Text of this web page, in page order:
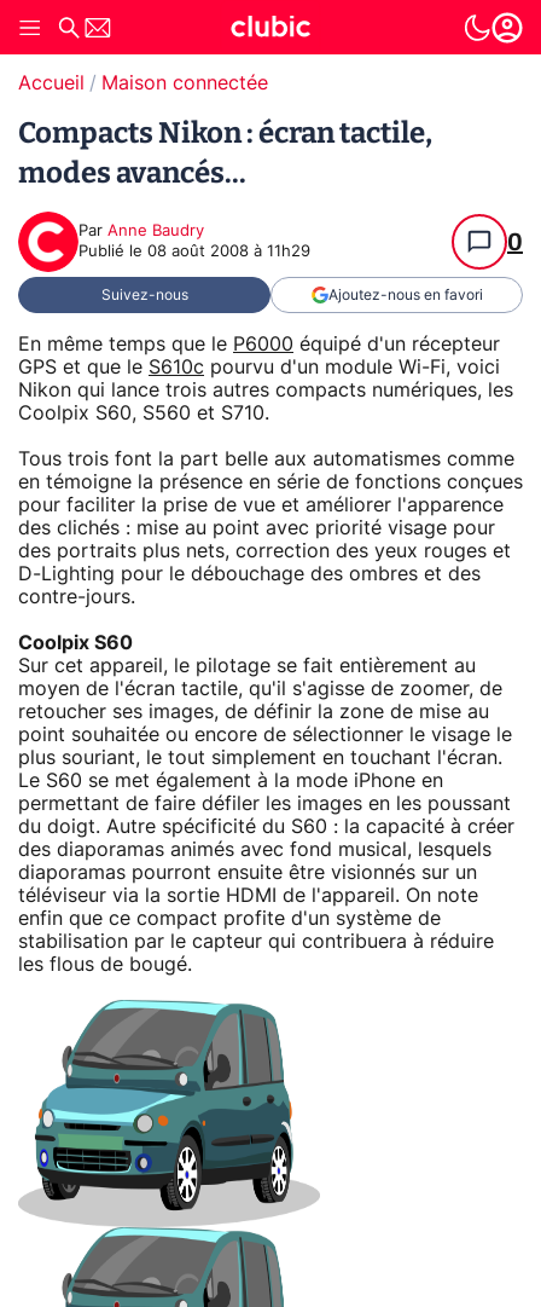
Accueil Maison connectée
Compacts Nikon : écran tactile,
modes avancés...
Par Anne Baudry
Publié le 08 août 2008 à 11h29 0
Suivez-nous Ajoutez-nous en favori
En même temps que le P6000 équipé d'un récepteur
GPS et que le S610c pourvu d'un module Wi-Fi, voici
Nikon qui lance trois autres compacts numériques, les
Coolpix S60, S560 et S710.
Tous trois font la part belle aux automatismes comme
en témoigne la présence en série de fonctions conçues
pour faciliter la prise de vue et améliorer l'apparence
des clichés : mise au point avec priorité visage pour
des portraits plus nets, correction des yeux rouges et
D-Lighting pour le débouchage des ombres et des
contre-jours.
Coolpix S60
Sur cet appareil, le pilotage se fait entièrement au
moyen de l'écran tactile, qu'il s'agisse de zoomer, de
retoucher ses images, de définir la zone de mise au
point souhaitée ou encore de sélectionner le visage le
plus souriant, le tout simplement en touchant l'écran.
Le S60 se met également à la mode iPhone en
permettant de faire défiler les images en les poussant
du doigt. Autre spécificité du S60 : la capacité à créer
des diaporamas animés avec fond musical, lesquels
diaporamas pourront ensuite être visionnés sur un
téléviseur via la sortie HDMI de l'appareil. On note
enfin que ce compact profite d'un système de
stabilisation par le capteur qui contribuera à réduire
les flous de bougé.